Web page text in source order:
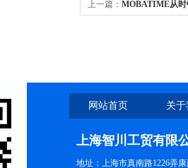
上一篇： MOBATIME从时
网站首页 关
上海智川工贸有限
地址：上海市真南路1226弄